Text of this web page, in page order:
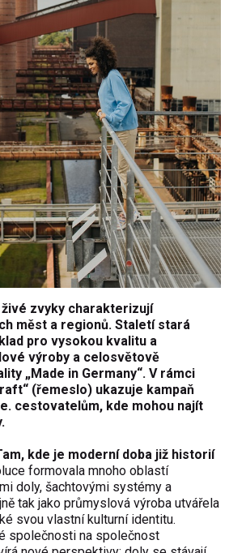
zvyky charakterizují
měst a regionů. Staletí stará
pro vysokou kvalitu a
výroby a celosvětově
„Made in Germany“. V rámci
(řemeslo) ukazuje kampaň
cestovatelům, kde mohou najít
kde je moderní doba již historií
formovala mnoho oblastí
doly, šachtovými systémy a
tak jako průmyslová výroba utvářela
svou vlastní kulturní identitu.
společnosti na společnost